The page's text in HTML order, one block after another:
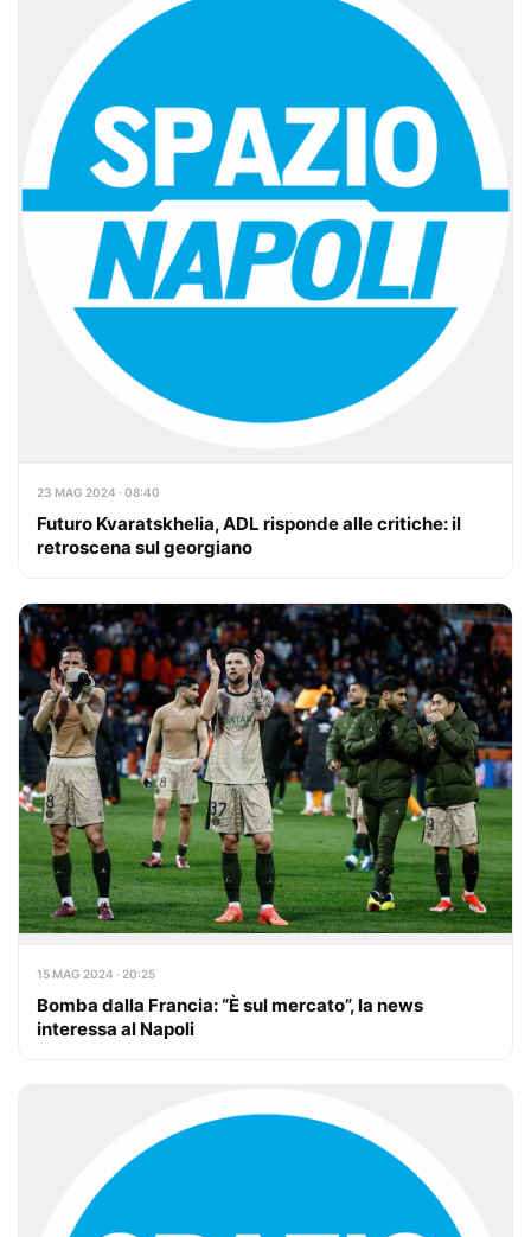
23 MAG 2024 · 08:40
Futuro Kvaratskhelia, ADL risponde alle critiche: il
retroscena sul georgiano
15 MAG 2024 · 20:25
Bomba dalla Francia: “È sul mercato”, la news
interessa al Napoli